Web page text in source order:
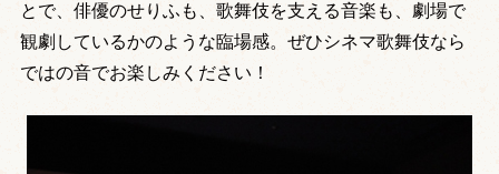
とで、俳優のせりふも、歌舞伎を支える音楽も、劇場で
観劇しているかのような臨場感。ぜひシネマ歌舞伎なら
ではの音でお楽しみください！